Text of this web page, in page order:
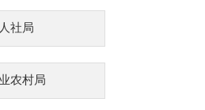
人社局
农村局